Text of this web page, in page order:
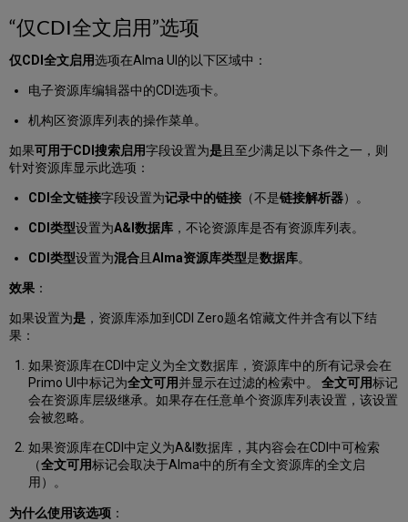
到
屏
启
用
全
文
设
为
什
么
在
蔽
启
用
全
文
资
源
库
仍
“仅CDI全文启用”选项
仅CDI全文启用选项在Alma UI的以下区域中：
电子资源库编辑器中的CDI选项卡。
机构区资源库列表的操作菜单。
如果可用于CDI搜索启用字段设置为是 且至少满足以下条件之一，则
针对资源库显示此选项：
CDI全文链接字段设置为记录中的链接（不是链接解析器）。
CDI类型设置为A&I数据库，不论资源库是否有资源库列表。
CDI类型设置为混合且 Alma资源库类型是数据库。
效果 ：
如果设置为是 ，资源库添加到CDI Zero题名馆藏文件并含有以下结
果：
如果资源库在CDI中定义为全文数据库，资源库中的所有记录会在
Primo UI中标记为全文可用并显示在过滤的检索中。 全文可用标记
会在资源库层级继承。如果存在任意单个资源库列表设置，该设置
会被忽略。
如果资源库在CDI中定义为A&I数据库，其内容会在CDI中可检索
（全文可用标记会取决于Alma中的所有全文资源库的全文启
用）。
为什么使用该选项 ：